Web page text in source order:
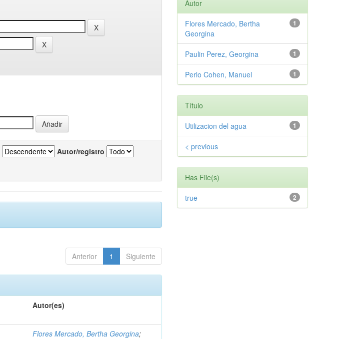
Autor/registro
Anterior 1 Siguiente
Autor(es)
Flores Mercado, Bertha Georgina;
Autor
1
Flores Mercado, Bertha
Georgina
1
Paulin Perez, Georgina
1
Perlo Cohen, Manuel
Título
1
Utilizacion del agua
< previous
Has File(s)
2
true